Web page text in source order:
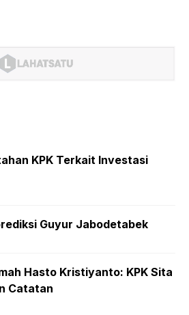
KPK Terkait Investasi
Guyur Jabodetabek
Hasto Kristiyanto: KPK Sita
Catatan